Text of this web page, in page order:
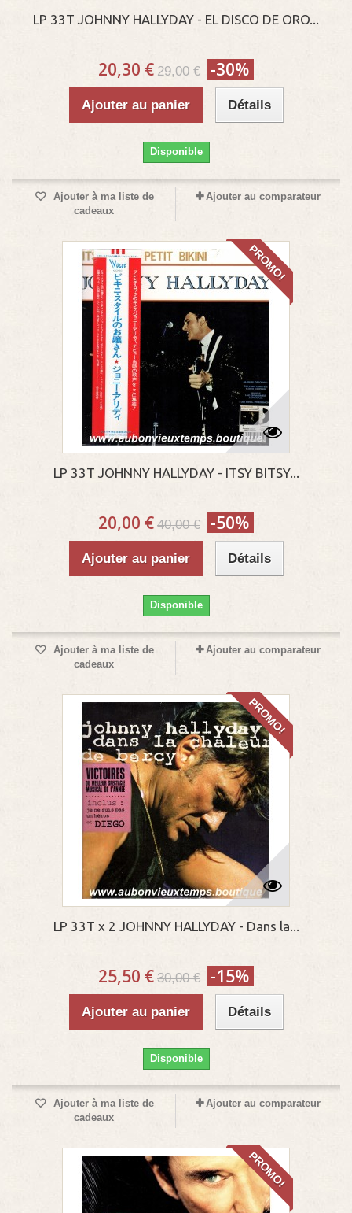
LP 33T JOHNNY HALLYDAY - EL DISCO DE ORO...
20,30 € 29,00 € -30%
Ajouter au panier Détails
Disponible
Ajouter à ma liste de
cadeaux
Ajouter au comparateur
PROMO!
LP 33T JOHNNY HALLYDAY - ITSY BITSY...
20,00 € 40,00 € -50%
Ajouter au panier Détails
Disponible
Ajouter à ma liste de
cadeaux
Ajouter au comparateur
PROMO!
LP 33T x 2 JOHNNY HALLYDAY - Dans la...
25,50 € 30,00 € -15%
Ajouter au panier Détails
Disponible
Ajouter à ma liste de
cadeaux
Ajouter au comparateur
PROMO!